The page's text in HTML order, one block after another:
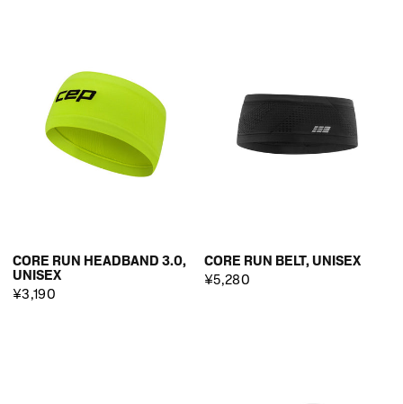
CORE RUN HEADBAND 3.0,
UNISEX
¥3,190
CORE RUN BELT, UNISEX
¥5,280